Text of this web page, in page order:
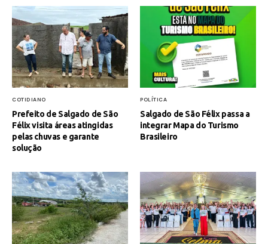
COTIDIANO
Prefeito de Salgado de São
Félix visita áreas atingidas
pelas chuvas e garante
solução
POLÍTICA
Salgado de São Félix passa a
integrar Mapa do Turismo
Brasileiro